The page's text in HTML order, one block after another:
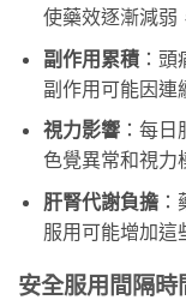
使藥效逐漸減弱
副作用累積：頭
副作用可能因連
視力影響：每日
色覺異常和視力
肝腎代謝負擔：
服用可能增加這
安全服用間隔時